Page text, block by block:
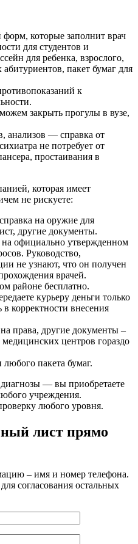
которые заполнит врач
для студентов и
для ребенка, взрослого,
пакет бумаг для
к
закрыть прогулы в вузе,
анализов — справка от
не потребует от
простаивания в
которая имеет
не рискуете:
на оружие для
другие документы.
официально утвержденном
Руководство,
не узнают, что он получен
врачей.
районе бесплатно.
курьеру деньги только
в корректности внесения
права, другие документы –
центров гораздо
пакета бумаг.
— вы приобретаете
учреждения.
любого уровня.
лист прямо
– имя и номер телефона.
согласования остальных